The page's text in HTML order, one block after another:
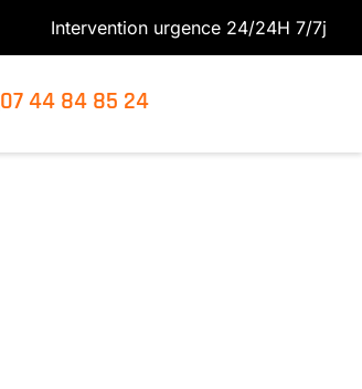
Intervention urgence 24/24H 7/7j
07 44 84 85 24